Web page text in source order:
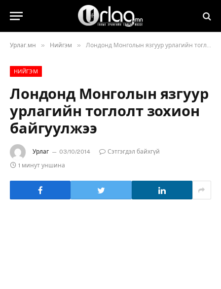
Урлаг.мн » Нийгэм » Лондонд Монголын язгуур урлагийн тоглолт зохион байгуулжээ
НИЙГЭМ
Лондонд Монголын язгуур
урлагийн тоглолт зохион
байгуулжээ
Урлаг 03/10/2014
Сэтгэгдэл байхгүй
1 минут уншина